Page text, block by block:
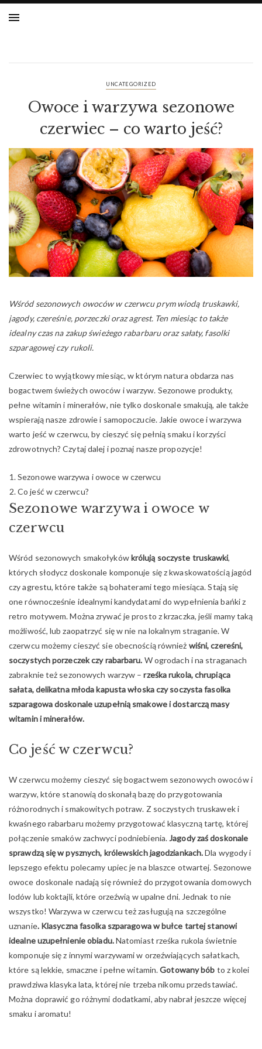
UNCATEGORIZED
Owoce i warzywa sezonowe
czerwiec – co warto jeść?
Wśród sezonowych owoców w czerwcu prym wiodą truskawki,
jagody, czereśnie, porzeczki oraz agrest. Ten miesiąc to także
idealny czas na zakup świeżego rabarbaru oraz sałaty, fasolki
szparagowej czy rukoli.
Czerwiec to wyjątkowy miesiąc, w którym natura obdarza nas
bogactwem świeżych owoców i warzyw. Sezonowe produkty,
pełne witamin i minerałów, nie tylko doskonale smakują, ale także
wspierają nasze zdrowie i samopoczucie. Jakie owoce i warzywa
warto jeść w czerwcu, by cieszyć się pełnią smaku i korzyści
zdrowotnych? Czytaj dalej i poznaj nasze propozycje!
Sezonowe warzywa i owoce w czerwcu
Co jeść w czerwcu?
Sezonowe warzywa i owoce w
czerwcu
Wśród sezonowych smakołykówkrólują soczyste truskawki,
których słodycz doskonale komponuje się z kwaskowatością jagód
czy agrestu, które także są bohaterami tego miesiąca. Stają się
one równocześnie idealnymi kandydatami do wypełnienia bańki z
retro motywem. Można zrywać je prosto z krzaczka, jeśli mamy taką
możliwość, lub zaopatrzyć się w nie na lokalnym straganie. W
czerwcu możemy cieszyć sie obecnością również wiśni, czereśni,
soczystych porzeczek czy rabarbaru. W ogrodach i na straganach
zabraknie też sezonowych warzyw –rześka rukola, chrupiąca
sałata, delikatna młoda kapusta włoska czy soczysta fasolka
szparagowa doskonale uzupełnią smakowe i dostarczą masy
witamin i minerałów.
Co jeść w czerwcu?
W czerwcu możemy cieszyć się bogactwem sezonowych owoców i
warzyw, które stanowią doskonałą bazę do przygotowania
różnorodnych i smakowitych potraw. Z soczystych truskawek i
kwaśnego rabarbaru możemy przygotować klasyczną tartę, której
połączenie smaków zachwyci podniebienia. Jagody zaś doskonale
sprawdzą się w pysznych, królewskich jagodziankach.Dla wygody i
lepszego efektu polecamy upiec je na blaszce otwartej. Sezonowe
owoce doskonale nadają się również do przygotowania domowych
lodów lub koktajli, które orzeźwią w upalne dni. Jednak to nie
wszystko! Warzywa w czerwcu też zasługują na szczególne
uznanie. Klasyczna fasolka szparagowa w bułce tartej stanowi
idealne uzupełnienie obiadu.Natomiast rześka rukola świetnie
komponuje się z innymi warzywami w orzeźwiających sałatkach,
które są lekkie, smaczne i pełne witamin.Gotowany bób to z kolei
prawdziwa klasyka lata, której nie trzeba nikomu przedstawiać.
Można doprawić go różnymi dodatkami, aby nabrał jeszcze więcej
smaku i aromatu!